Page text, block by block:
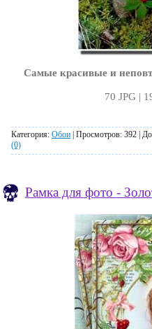
Самые красивые и
70 JPG |
Категория: Обои | Просмотров: 392 |
(0)
Рамка для фото -